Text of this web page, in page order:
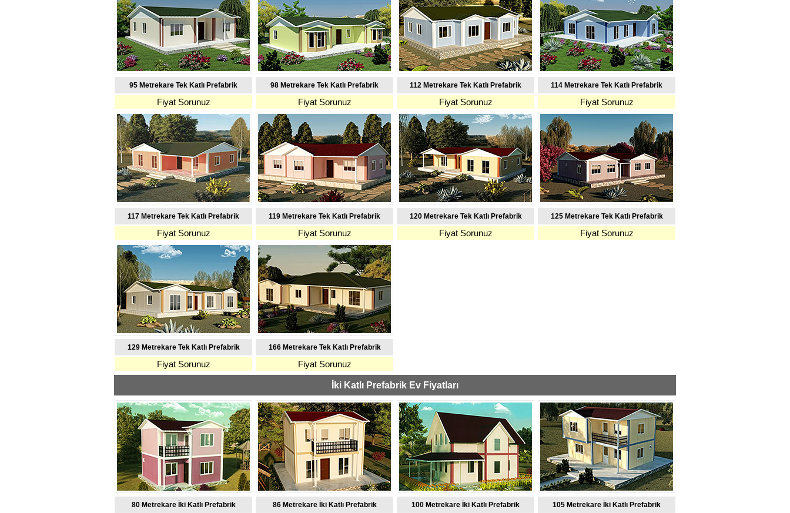
95 Metrekare Tek Katlı Prefabrik 98 Metrekare Tek Katlı Prefabrik 112 Metrekare Tek Katlı Prefabrik 114 Metrekare Tek Katlı Prefabrik
Fiyat Sorunuz Fiyat Sorunuz Fiyat Sorunuz Fiyat Sorunuz
117 Metrekare Tek Katlı Prefabrik 119 Metrekare Tek Katlı Prefabrik 120 Metrekare Tek Katlı Prefabrik 125 Metrekare Tek Katlı Prefabrik
Fiyat Sorunuz Fiyat Sorunuz Fiyat Sorunuz Fiyat Sorunuz
129 Metrekare Tek Katlı Prefabrik 166 Metrekare Tek Katlı Prefabrik
Fiyat Sorunuz Fiyat Sorunuz
İki Katlı Prefabrik Ev Fiyatları
80 Metrekare İki Katlı Prefabrik 86 Metrekare İki Katlı Prefabrik 100 Metrekare İki Katlı Prefabrik 105 Metrekare İki Katlı Prefabrik